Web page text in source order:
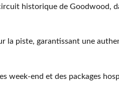
historique de Goodwood,
la piste, garantissant une
week-end et des packages